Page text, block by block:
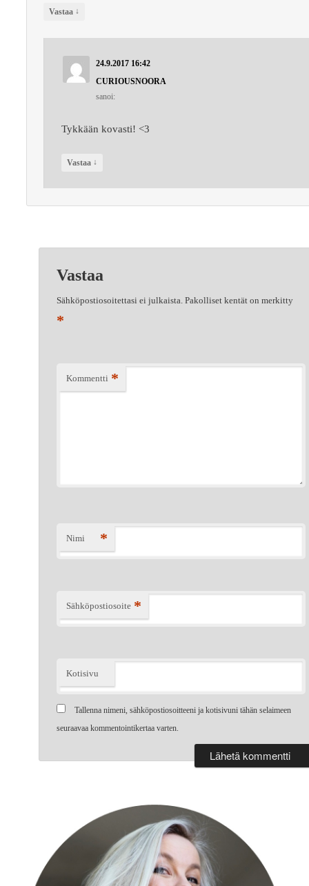
Vastaa ↓
24.9.2017 16:42
CURIOUSNOORA
sanoi:
Tykkään kovasti! <3
Vastaa ↓
Vastaa
Sähköpostiosoitettasi ei julkaista. Pakolliset kentät on merkitty
*
Kommentti *
Nimi *
Sähköpostiosoite *
Kotisivu
Tallenna nimeni, sähköpostiosoitteeni ja kotisivuni tähän selaimeen
seuraavaa kommentointikertaa varten.